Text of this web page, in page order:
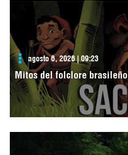
agosto 6, 2026 | 09:23
Mitos del folclore brasileño